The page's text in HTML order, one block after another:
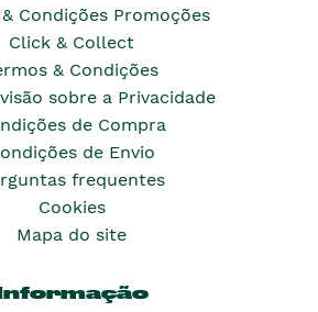
Condições Promoções
Click & Collect
& Condições
sobre a Privacidade
de Compra
de Envio
frequentes
Cookies
Mapa do site